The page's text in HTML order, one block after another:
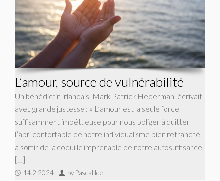
L’amour, source de vulnérabilité
Un bénédictin irlandais, Mark Patrick Hederman, écrivait
avec grande justesse : « L’amour est la seule force
suffisamment impétueuse pour nous obliger à quitter
l’abri confortable de notre individualisme bien retranché,
à sortir de la coquille imprenable de notre autosuffisance,
[…]
14.2.2024 by Pascal Ide